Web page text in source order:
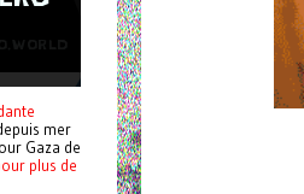
mer
Gaza de
plus de